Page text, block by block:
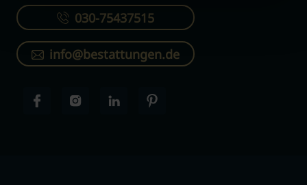
030-75437515
info@bestattungen.de